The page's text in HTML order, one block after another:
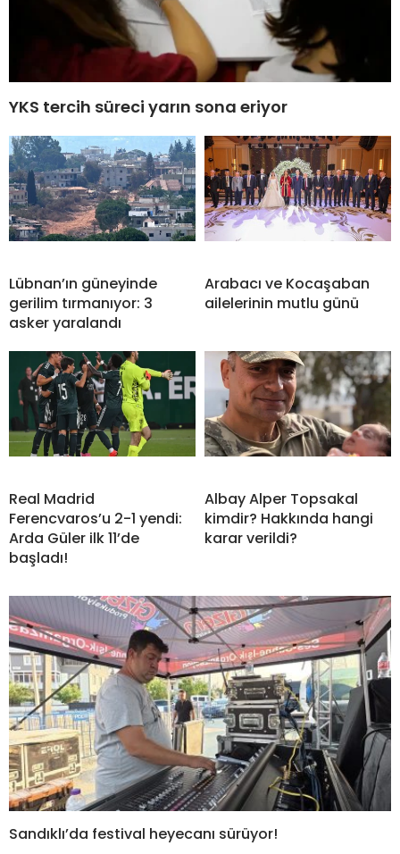
YKS tercih süreci yarın sona eriyor
Lübnan’ın güneyinde
gerilim tırmanıyor: 3
asker yaralandı
Arabacı ve Kocaşaban
ailelerinin mutlu günü
Real Madrid
Ferencvaros’u 2-1 yendi:
Arda Güler ilk 11’de
başladı!
Albay Alper Topsakal
kimdir? Hakkında hangi
karar verildi?
Sandıklı’da festival heyecanı sürüyor!